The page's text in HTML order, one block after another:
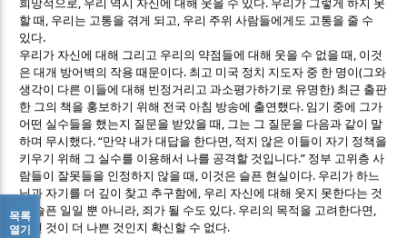
희망적으로 우리 역시 자신에 대해 웃을 수 있다 우리가 그렇게 하지 못
할 때 , 우리는 고통을 겪게 되고 , 우리 주위 사람들에게도 고통을 줄 수
있다.
우리가 자신에 대해 그리고 우리의 약점들에 대해 웃을 수 없을 때 , 이것
은 대개 방어벽의 작용 때문이다. 최고 미국 정치 지도자 중 한 명이(그와
생각이 다른 이들에 대해 빈정거리고 과소평가하기로 유명한) 최근 출판
한 그의 책을 홍보하기 위해 전국 아침 방송에 출연했다. 임기 중에 그가
어떤 실수들을 했는지 질문을 받았을 때 , 그는 그 질문을 다음과 같이 말
하며 무시했다. “만약 내가 대답을 한다면 , 적지 않은 이들이 자기 정책을
키우기 위해 그 실수를 이용해서 나를 공격할 것입니다.” 정부 고위층 사
람들이 잘못들을 인정하지 않을 때 , 이것은 슬픈 현실이다. 우리가 하느
님과 자기를 더 깊이 찾고 추구함에 , 우리 자신에 대해 웃지 못한다는 것
은 슬픈 일일 뿐 아니라, 죄가 될 수도 있다. 우리의 목적을 고려한다면 ,
어떤 것이 더 나쁜 것인지 확신할 수 없다.
목록
열기